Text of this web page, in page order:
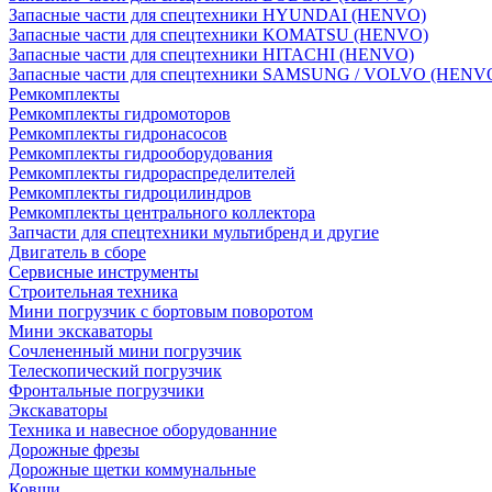
Запасные части для спецтехники HYUNDAI (HENVO)
Запасные части для спецтехники KOMATSU (HENVO)
Запасные части для спецтехники HITACHI (HENVO)
Запасные части для спецтехники SAMSUNG / VOLVO
Ремкомплекты
Ремкомплекты гидромоторов
Ремкомплекты гидронасосов
Ремкомплекты гидрооборудования
Ремкомплекты гидрораспределителей
Ремкомплекты гидроцилиндров
Ремкомплекты центрального коллектора
Запчасти для спецтехники мультибренд и другие
Двигатель в сборе
Сервисные инструменты
Строительная техника
Мини погрузчик с бортовым поворотом
Мини экскаваторы
Сочлененный мини погрузчик
Телескопический погрузчик
Фронтальные погрузчики
Экскаваторы
Техника и навесное оборудованние
Дорожные фрезы
Дорожные щетки коммунальные